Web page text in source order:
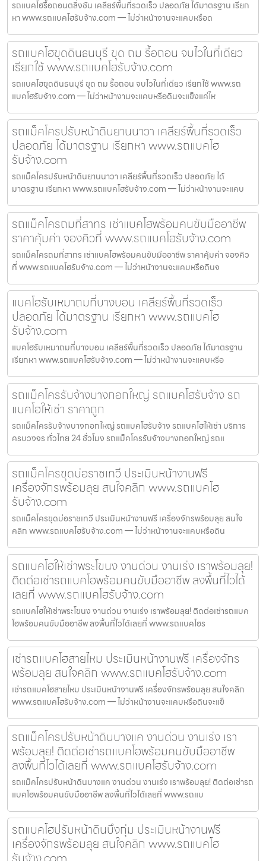
รถแบคโฮรื้อถอนตลิ่งชัน เคลียร์พื้นที่รวดเร็ว ปลอดภัย ได้มาตรฐาน เรียก
หา www.รถแบคโฮรับจ้าง.com — ไม่ว่าหน้างานจะแคบหรือด
รถแบคโฮขุดดินธนบุรี ขุด ถม รื้อถอน จบไวในที่เดียว
เรียกใช้ www.รถแบคโฮรับจ้าง.com
รถแบคโฮขุดดินธนบุรี ขุด ถม รื้อถอน จบไวในที่เดียว เรียกใช้ www.รถ
แบคโฮรับจ้าง.com — ไม่ว่าหน้างานจะแคบหรือดินจะแข็งแค่ไห
รถแม็คโครปรับหน้าดินยานนาวา เคลียร์พื้นที่รวดเร็ว
ปลอดภัย ได้มาตรฐาน เรียกหา www.รถแบคโฮ
รับจ้าง.com
รถแม็คโครปรับหน้าดินยานนาวา เคลียร์พื้นที่รวดเร็ว ปลอดภัย ได้
มาตรฐาน เรียกหา www.รถแบคโฮรับจ้าง.com — ไม่ว่าหน้างานจะแคบ
รถแม็คโครถมที่สาทร เช่าแบคโฮพร้อมคนขับมืออาชีพ
ราคาคุ้มค่า จองคิวที่ www.รถแบคโฮรับจ้าง.com
รถแม็คโครถมที่สาทร เช่าแบคโฮพร้อมคนขับมืออาชีพ ราคาคุ้มค่า จองคิว
ที่ www.รถแบคโฮรับจ้าง.com — ไม่ว่าหน้างานจะแคบหรือดินจ
แบคโฮรับเหมาถมที่บางบอน เคลียร์พื้นที่รวดเร็ว
ปลอดภัย ได้มาตรฐาน เรียกหา www.รถแบคโฮ
รับจ้าง.com
แบคโฮรับเหมาถมที่บางบอน เคลียร์พื้นที่รวดเร็ว ปลอดภัย ได้มาตรฐาน
เรียกหา www.รถแบคโฮรับจ้าง.com — ไม่ว่าหน้างานจะแคบหรือ
รถแม็คโครรับจ้างบางกอกใหญ่ รถแบคโฮรับจ้าง รถ
แบคโฮให้เช่า ราคาถูก
รถแม็คโครรับจ้างบางกอกใหญ่ รถแบคโฮรับจ้าง รถแบคโฮให้เช่า บริการ
ครบวงจร ทั่วไทย 24 ชั่วโมง รถแม็คโครรับจ้างบางกอกใหญ่ รถแ
รถแม็คโครขุดบ่อราชเทวี ประเมินหน้างานฟรี
เครื่องจักรพร้อมลุย สนใจคลิก www.รถแบคโฮ
รับจ้าง.com
รถแม็คโครขุดบ่อราชเทวี ประเมินหน้างานฟรี เครื่องจักรพร้อมลุย สนใจ
คลิก www.รถแบคโฮรับจ้าง.com — ไม่ว่าหน้างานจะแคบหรือดิน
รถแบคโฮให้เช่าพระโขนง งานด่วน งานเร่ง เราพร้อมลุย!
ติดต่อเช่ารถแบคโฮพร้อมคนขับมืออาชีพ ลงพื้นที่ไวได้
เลยที่ www.รถแบคโฮรับจ้าง.com
รถแบคโฮให้เช่าพระโขนง งานด่วน งานเร่ง เราพร้อมลุย! ติดต่อเช่ารถแบค
โฮพร้อมคนขับมืออาชีพ ลงพื้นที่ไวได้เลยที่ www.รถแบคโฮร
เช่ารถแบคโฮสายไหม ประเมินหน้างานฟรี เครื่องจักร
พร้อมลุย สนใจคลิก www.รถแบคโฮรับจ้าง.com
เช่ารถแบคโฮสายไหม ประเมินหน้างานฟรี เครื่องจักรพร้อมลุย สนใจคลิก
www.รถแบคโฮรับจ้าง.com — ไม่ว่าหน้างานจะแคบหรือดินจะแข็
รถแม็คโครปรับหน้าดินบางแค งานด่วน งานเร่ง เรา
พร้อมลุย! ติดต่อเช่ารถแบคโฮพร้อมคนขับมืออาชีพ
ลงพื้นที่ไวได้เลยที่ www.รถแบคโฮรับจ้าง.com
รถแม็คโครปรับหน้าดินบางแค งานด่วน งานเร่ง เราพร้อมลุย! ติดต่อเช่ารถ
แบคโฮพร้อมคนขับมืออาชีพ ลงพื้นที่ไวได้เลยที่ www.รถแบ
รถแบคโฮปรับหน้าดินบึงกุ่ม ประเมินหน้างานฟรี
เครื่องจักรพร้อมลุย สนใจคลิก www.รถแบคโฮ